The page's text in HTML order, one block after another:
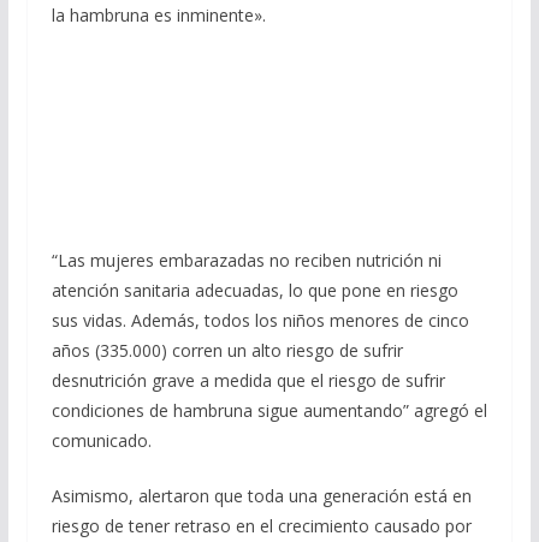
la hambruna es inminente».
“Las mujeres embarazadas no reciben nutrición ni
atención sanitaria adecuadas, lo que pone en riesgo
sus vidas. Además, todos los niños menores de cinco
años (335.000) corren un alto riesgo de sufrir
desnutrición grave a medida que el riesgo de sufrir
condiciones de hambruna sigue aumentando” agregó el
comunicado.
Asimismo, alertaron que toda una generación está en
riesgo de tener retraso en el crecimiento causado por